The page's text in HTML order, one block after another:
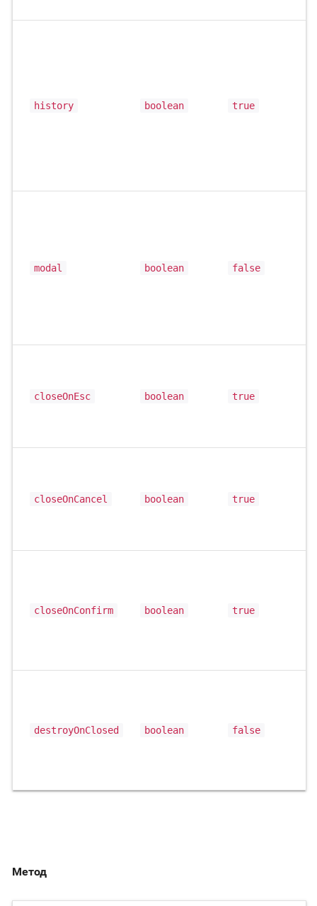
history boolean true
modal boolean false
closeOnEsc boolean true
closeOnCancel boolean true
closeOnConfirm boolean true
destroyOnClosed boolean false
Метод